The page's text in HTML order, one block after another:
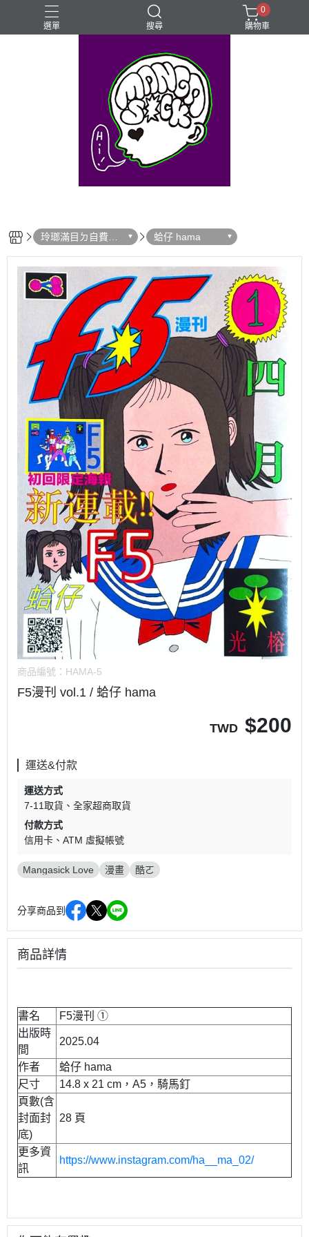
選單 搜尋
⊰⊱꧁LGBTQIA꧂⊰⊱
Mangasick Love
Mangasick出版！(੭•̀ᴗ•̀)
動物 實驗
0
購物車
玲瑯滿目ㄉ自費出
版！
蛤仔 hama
商品編號： HAMA-5
F5漫刊 vol.1 / 蛤仔 hama
TWD $200
運送&付款
運送方式
7-11取貨
全家超商取貨
付款方式
信用卡
ATM 虛擬帳號
Mangasick Love 漫畫 酷ㄛ
分享商品到
商品詳情
書名
F5漫刊 ①
出版時
間
2025.04
作者
蛤仔 hama
尺寸
14.8 x 21 cm，A5，騎馬釘
頁數(含
封面封
底)
28 頁
更多資
訊
https://www.instagram.com/ha__ma_02/